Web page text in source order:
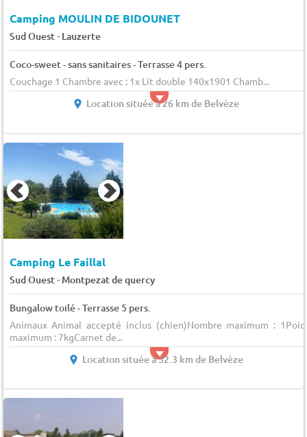
Camping MOULIN DE BIDOUNET
Sud Ouest- Lauzerte
Coco-sweet - sans sanitaires - Terrasse 4 pers.
Couchage 1 Chambre avec : 1x Lit double 140x1901 Chamb...
Location située à 26 km de Belvèze
Camping Le Faillal
Sud Ouest- Montpezat de quercy
Bungalow toilé - Terrasse 5 pers.
Animaux Animal accepté inclus (chien)Nombre maximum :
maximum : 7kgCarnet de...
Location située à 32.3 km de Belvèze